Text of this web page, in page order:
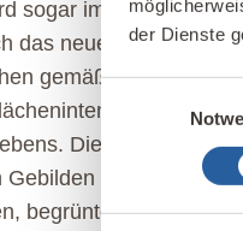
der Dienste
sogar im
das neue Stadtviertel
gemäß
Die
einen
begrünten Innenhof,